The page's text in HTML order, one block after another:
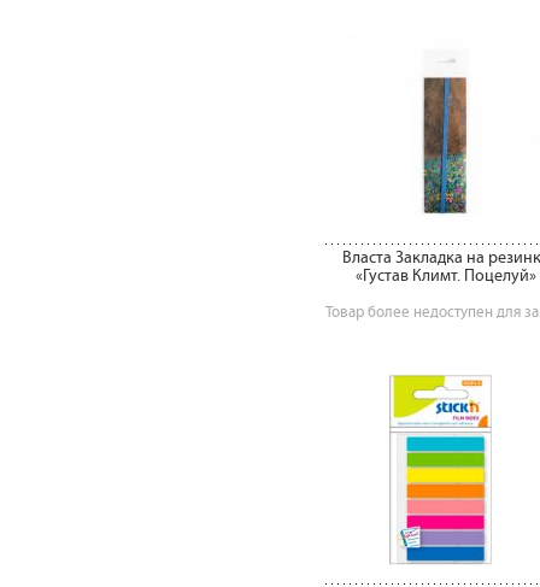
Власта Закладка на
«Густав Климт. Поцелуй»
Товар более недоступен для